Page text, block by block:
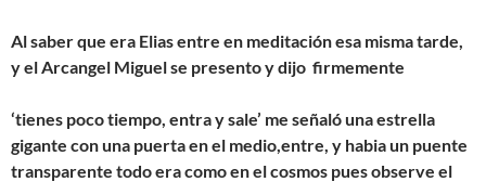
Al saber que era Elias entre en meditación esa misma tarde,
y el Arcangel Miguel se presento y dijo firmemente
‘tienes poco tiempo, entra y sale’ me señaló una estrella
gigante con una puerta en el medio,entre, y habia un puente
transparente todo era como en el cosmos pues observe el